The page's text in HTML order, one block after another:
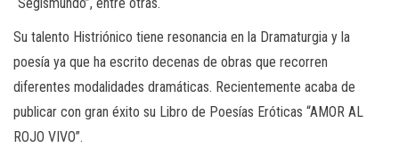
“Segismundo”, entre otras.
Su talento Histriónico tiene resonancia en la Dramaturgia y la
poesía ya que ha escrito decenas de obras que recorren
diferentes modalidades dramáticas. Recientemente acaba de
publicar con gran éxito su Libro de Poesías Eróticas “AMOR AL
ROJO VIVO”.